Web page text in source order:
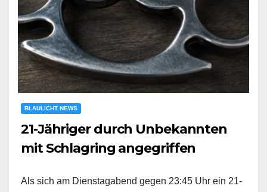
BLAULICHT NEWS
21-Jähriger durch Unbekannten
mit Schlagring angegriffen
Als sich am Dienstagabend gegen 23:45 Uhr ein 21-